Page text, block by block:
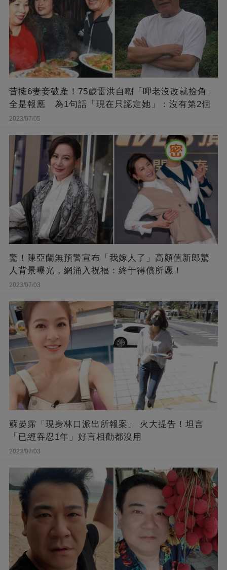
昔擁6妻妾破產！75歲雷洪自嘲「呷老沒改就撿角」
全是報應 為1句話「現在只認定她」：沒有第2個
2023/07/05
驚！陳亞蘭無預警宣布「我嫁人了」高顏值新郎驚
人背景曝光，網涌入祝福：終于得償所愿！
2023/07/03
蘇晏霈「現身林口派出所報案」 火大提告！坦言
「已經吞忍1年」好言相勸都沒用
2023/07/03